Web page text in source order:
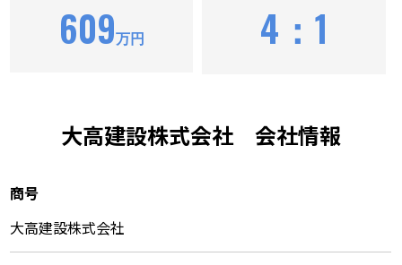
609万円 4：1
大高建設株式会社 会社情報
商号
大高建設株式会社